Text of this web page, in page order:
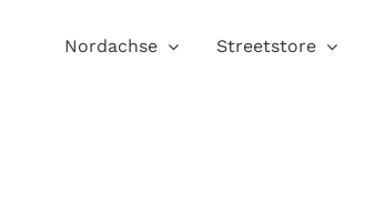
Nordachse Streetstore